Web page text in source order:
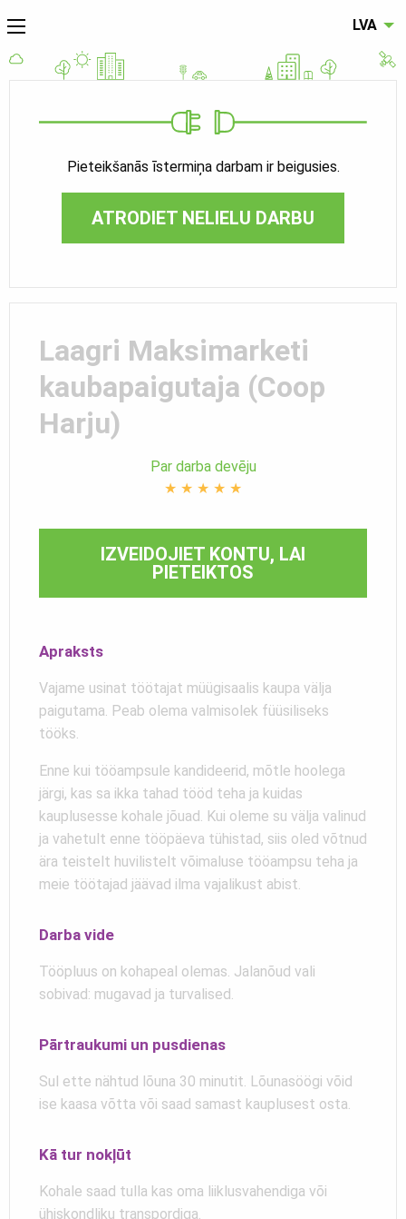
LVA
Pieteikšanās īstermiņa darbam ir beigusies.
ATRODIET NELIELU DARBU
Laagri Maksimarketi
kaubapaigutaja (Coop
Harju)
Par darba devēju
★ ★ ★ ★ ★
IZVEIDOJIET KONTU, LAI
PIETEIKTOS
Apraksts
Vajame usinat töötajat müügisaalis kaupa välja
paigutama. Peab olema valmisolek füüsiliseks
tööks.
Enne kui tööampsule kandideerid, mõtle hoolega
järgi, kas sa ikka tahad tööd teha ja kuidas
kauplusesse kohale jõuad. Kui oleme su välja valinud
ja vahetult enne tööpäeva tühistad, siis oled võtnud
ära teistelt huvilistelt võimaluse tööampsu teha ja
meie töötajad jäävad ilma vajalikust abist.
Darba vide
Tööpluus on kohapeal olemas. Jalanõud vali
sobivad: mugavad ja turvalised.
Pārtraukumi un pusdienas
Sul ette nähtud lõuna 30 minutit. Lõunasöögi võid
ise kaasa võtta või saad samast kauplusest osta.
Kā tur nokļūt
Kohale saad tulla kas oma liiklusvahendiga või
ühiskondliku transpordiga.